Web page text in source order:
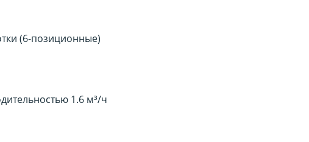
(6-позиционные)
1.6 м³/ч